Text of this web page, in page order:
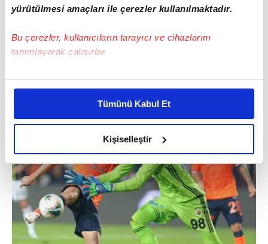
yürütülmesi amaçları ile çerezler kullanılmaktadır.
Bu çerezler, kullanıcıların tarayıcı ve cihazlarını
tanımlayarak çalışırlar.
Bu çerezlere izin vermeniz halinde sizlere özel
daha iyi reklam deneyimi yaşatabiliriz. Bunu yaparken
amacımızın size daha iyi bir reklam deneyimi sunmak
olduğunu ve sizlere en iyi içerikleri sunabilmek adına
elimizden gelen çabayı gösterdiğimizi ve bu noktada,
reklamların maliyetlerimizi karşılamak noktasında tek gelir
kalemimiz olduğunu sizlere hatırlatmak isteriz.
Her halükârda, kullanıcılar, bu çerezlere izin vermedikleri
takdirde, kullanıcılara hedefli reklamlar
gösterilmeyecektir."
Tümünü Kabul Et
Kişiselleştir